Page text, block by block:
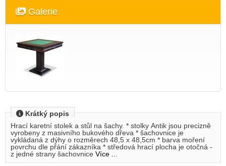
Galerie
Krátký popis
Hrací karetní stolek a stůl na šachy. * stolky Antik jsou precizně
vyrobeny z masivního bukového dřeva * šachovnice je
vykládaná z dýhy o rozměrech 48,5 x 48,5cm * barva moření
povrchu dle přání zákazníka * středová hrací plocha je otočná -
z jedné strany šachovnice Více ...